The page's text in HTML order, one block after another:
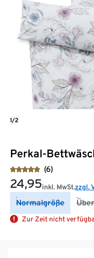
Perkal-
(6)
24,95inkl. MwSt.zzgl.
Normalgröße
Zur Zeit nicht
1/2